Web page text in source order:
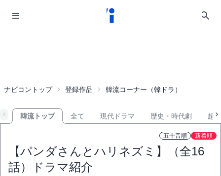
ナビコントップ 登録作品 韓流コーナー（韓ドラ）
韓流トップ 全て 現代ドラマ 歴史・時代劇 超
五十音順 新着順
【パンダさんとハリネズミ】（全16
話）ドラマ紹介